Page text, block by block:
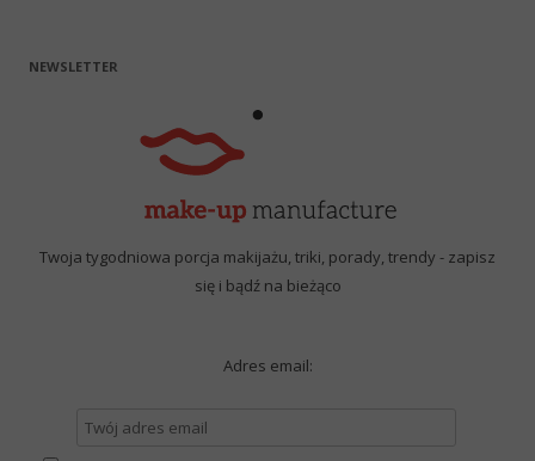
NEWSLETTER
Twoja tygodniowa porcja makijażu, triki, porady, trendy - zapisz
się i bądź na bieżąco
Adres email: